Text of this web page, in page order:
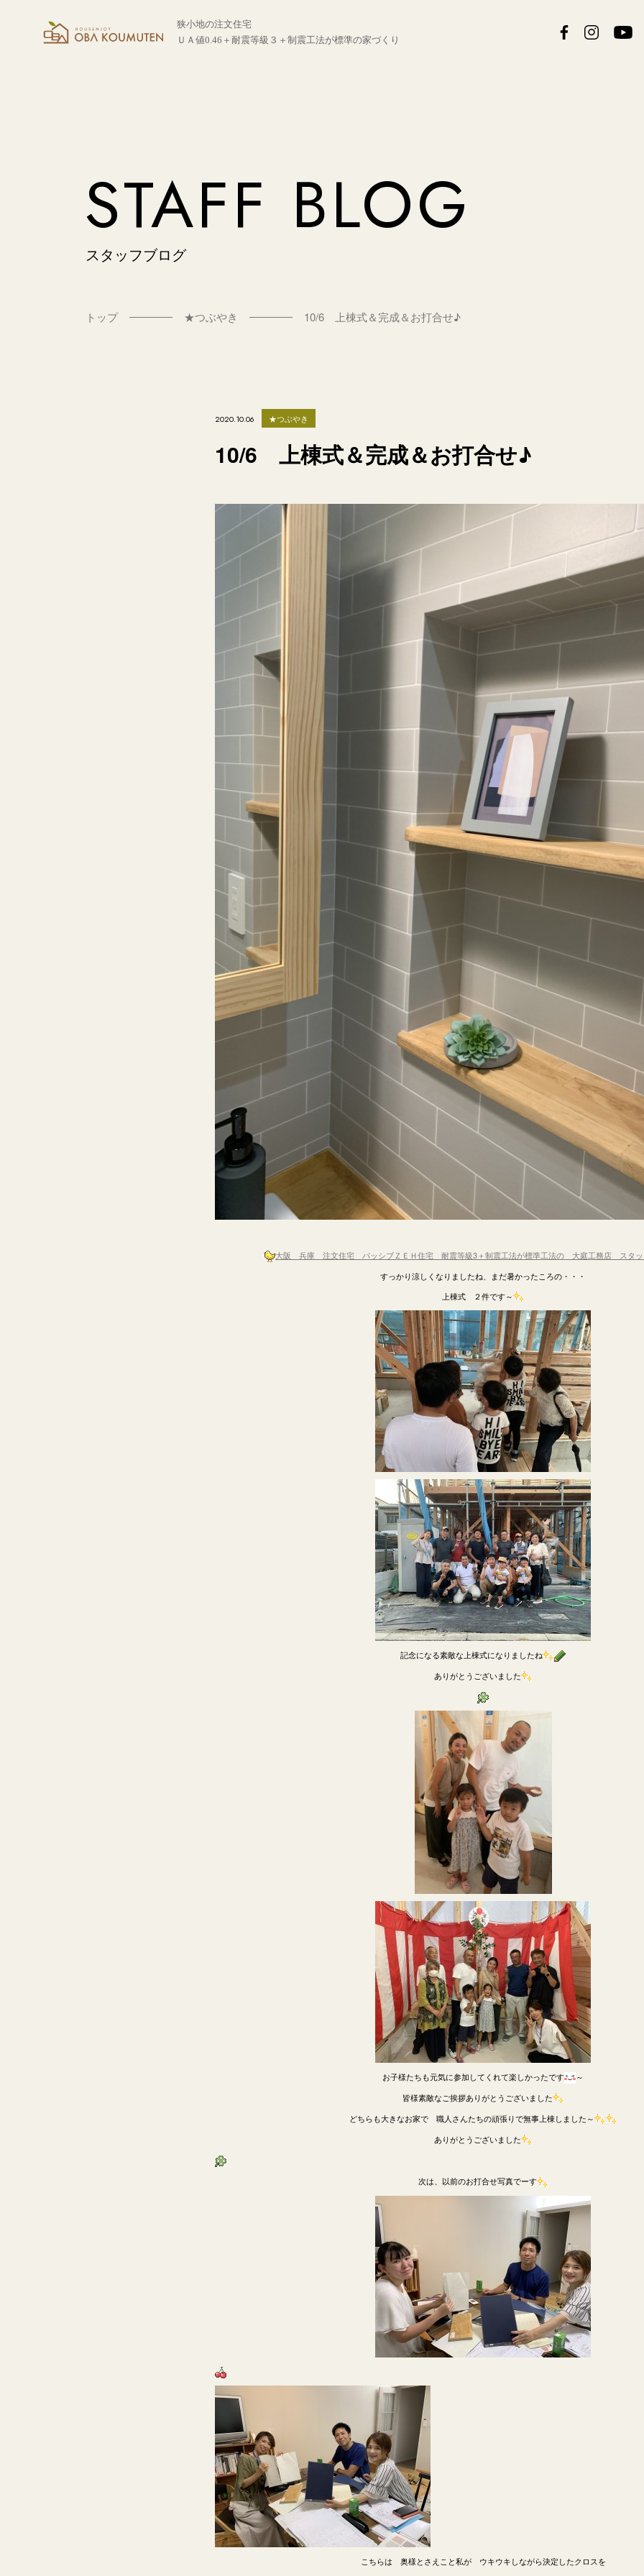
狭小地の注文住宅
ＵＡ値0.46＋耐震等級３＋制震工法が標準の家づくり
STAFF BLOG
スタッフブログ
トップ ★つぶやき 10/6 上棟式＆完成＆お打合せ♪
2020.10.06 ★つぶやき
10/6 上棟式＆完成＆お打合せ♪
大阪 兵庫 注文住宅 パッシブＺＥＨ住宅 耐震等級3＋制震工法が標準工法の 大庭工務店 スタ
すっかり涼しくなりましたね、まだ暑かったころの・・・
上棟式 ２件です～
記念になる素敵な上棟式になりましたね
ありがとうございました
お子様たちも元気に参加してくれて楽しかったです
～
皆様素敵なご挨拶ありがとうございました
どちらも大きなお家で 職人さんたちの頑張りで無事上棟しました～
ありがとうございました
次は、以前のお打合せ写真でーす
こちらは 奥様とさえこと私が ウキウキしながら決定したクロスを